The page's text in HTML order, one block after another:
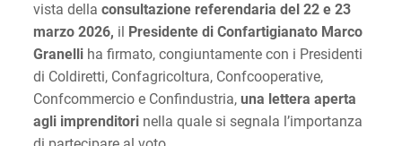
vista della consultazione referendaria del 22 e 23
marzo 2026, il
Presidente di Confartigianato Marco
Granelli ha firmato, congiuntamente con i Presidenti
di Coldiretti, Confagricoltura, Confcooperative,
Confcommercio e Confindustria, una lettera aperta
agli imprenditorinella quale si segnala l’importanza